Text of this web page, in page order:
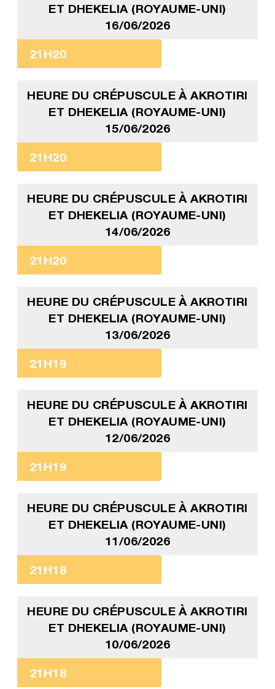
ET DHEKELIA (ROYAUME-UNI)
16/06/2026
21H20
HEURE DU CRÉPUSCULE À AKROTIRI
ET DHEKELIA (ROYAUME-UNI)
15/06/2026
21H20
HEURE DU CRÉPUSCULE À AKROTIRI
ET DHEKELIA (ROYAUME-UNI)
14/06/2026
21H20
HEURE DU CRÉPUSCULE À AKROTIRI
ET DHEKELIA (ROYAUME-UNI)
13/06/2026
21H19
HEURE DU CRÉPUSCULE À AKROTIRI
ET DHEKELIA (ROYAUME-UNI)
12/06/2026
21H19
HEURE DU CRÉPUSCULE À AKROTIRI
ET DHEKELIA (ROYAUME-UNI)
11/06/2026
21H18
HEURE DU CRÉPUSCULE À AKROTIRI
ET DHEKELIA (ROYAUME-UNI)
10/06/2026
21H18